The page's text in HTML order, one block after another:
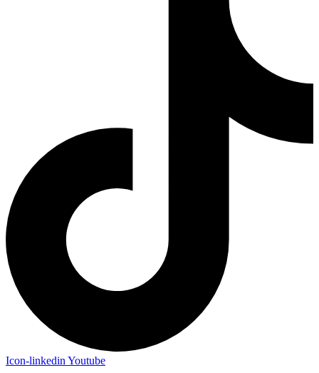
Icon-linkedin Youtube